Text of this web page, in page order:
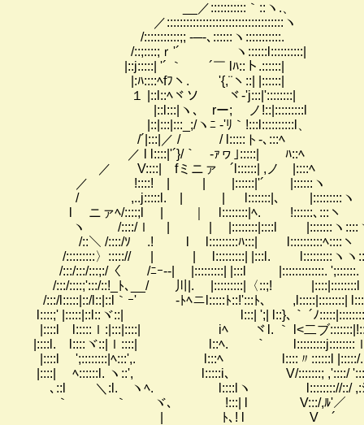
／:::::::::::｀::ヽ.、
::::::::::::::::::::::::::::::::::::ヽ
-─-､::::::ヽ:::::::::::.
ｒ'´ ヽ::::::l::::::::::|
'´ ｀ ´￣ lﾊ::ト.::::::|
ﾊ::::ﾍfﾌヽ. '{,¨ヽ::| |::::::|
|::l::ﾍヾソ ヾ-'j:::|'::::::::|
ヽ､ rー; ノ!::|:::::::::l
ヽﾆ -'ﾘ｀!:::l::::::::::l、
／ / / l:::::ト-､:::ﾍ
l l::::|'´}/｀ -ｧヮ｣:::::| ﾊ::ﾍ
V::::| fミニァ ´l::::::| ,ノ |::::ﾍ
!::::! | | |::::::|'´ |::::::ヽ
,..j:::::l. | | l:::::::|､ |:::::::::ヽ
ニァﾍ/::::;l | ｜ l::::::::|ﾍ. !::::::､:::ヽ
/::::/ｌ | | |::::::::|::::l |:::::::ヽ::::
＼ /::::/ｿ .! l l:::::::::ﾊ:::| l::::::::::ﾍ::::ヽ
〉:::::// | | l:::::::::| |:::l. l:::::::::ヽヽ
:::/:::;:/〈 /ﾆｰ--| |:::::::::| |:::l |:::::::::::::. ';::::::.
::::;':::/::!_ﾄ､__/ 川|. |:::::::::|〈::;! |::::|::::::::l
l:::::|::/l::|::l｀ｰ' ‐ﾄﾍニl:::::ﾄ::!':::ﾄ､ ,l:::::|::::::::|
|:::::|::l::ヾ::| l:::| ';| l::}､｀ ´ﾉ:::::|::::::::|
l:::::ｌ:|:::|::::| iﾍ ヾl. ｀ l<二ブ
l::::ヾ::|ｌ::::| l::ﾍ. ｀ l:::::::::j::::::::ｌ
';::::::::|ﾍ:::',. l:::ﾍ l::::〃::::::l |:::::/
ﾍ::::::l. ヽ::', l:::::i､ V/:::::::; ,'::::/
::l ＼:l. ヽﾍ. l::::lヽ l:::::::://::/ ,:ｼ
｀ ヾ､ !:::| l V:::/,ﾙ'／
ﾄ､! l V ´